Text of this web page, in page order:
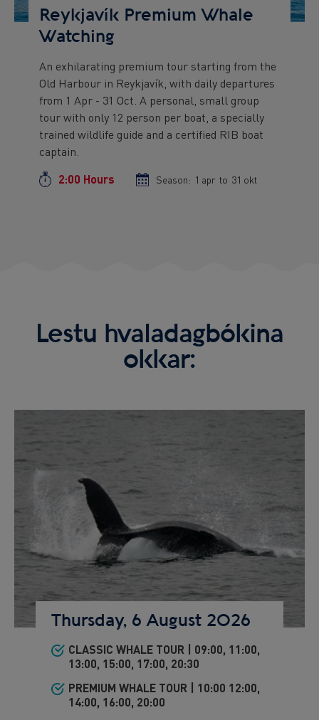
Reykjavík Premium Whale
Watching
Preview
text
An exhilarating premium tour starting from the
Old Harbour in Reykjavík, with daily departures
from 1 Apr - 31 Oct. A personal, small group
tour with only 12 person per boat, a specially
trained wildlife guide and a certified RIB boat
captain.
Duration
2:00 Hours Season: Season
1 apr to Season
31 okt
Lestu hvaladagbókina
okkar:
Image
Thursday, 6 August 2026
Preview
CLASSIC WHALE TOUR | 09:00, 11:00,
13:00, 15:00, 17:00, 20:30
PREMIUM WHALE TOUR | 10:00 12:00,
14:00, 16:00, 20:00